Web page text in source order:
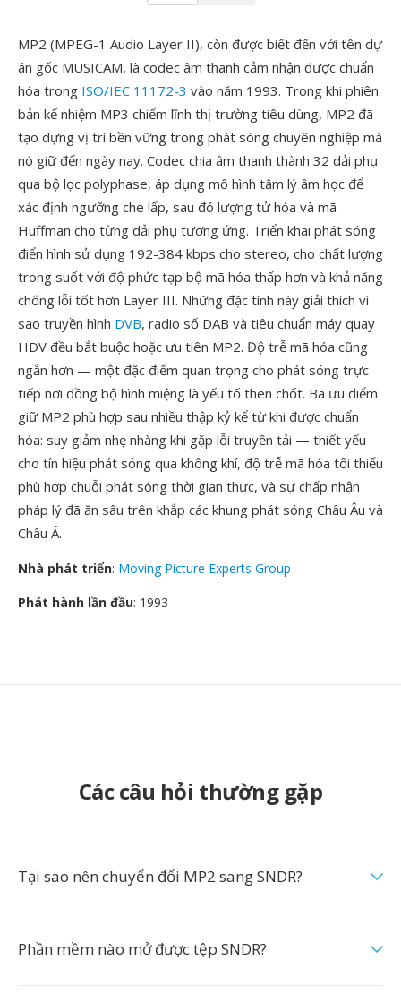
MP2 (MPEG-1 Audio Layer II), còn được biết đến với tên dự
án gốc MUSICAM, là codec âm thanh cảm nhận được chuẩn
hóa trong ISO/IEC 11172-3 vào năm 1993. Trong khi phiên
bản kế nhiệm MP3 chiếm lĩnh thị trường tiêu dùng, MP2 đã
tạo dựng vị trí bền vững trong phát sóng chuyên nghiệp mà
nó giữ đến ngày nay. Codec chia âm thanh thành 32 dải phụ
qua bộ lọc polyphase, áp dụng mô hình tâm lý âm học để
xác định ngưỡng che lấp, sau đó lượng tử hóa và mã
Huffman cho từng dải phụ tương ứng. Triển khai phát sóng
điển hình sử dụng 192-384 kbps cho stereo, cho chất lượng
trong suốt với độ phức tạp bộ mã hóa thấp hơn và khả năng
chống lỗi tốt hơn Layer III. Những đặc tính này giải thích vì
sao truyền hình DVB, radio số DAB và tiêu chuẩn máy quay
HDV đều bắt buộc hoặc ưu tiên MP2. Độ trễ mã hóa cũng
ngắn hơn — một đặc điểm quan trọng cho phát sóng trực
tiếp nơi đồng bộ hình miệng là yếu tố then chốt. Ba ưu điểm
giữ MP2 phù hợp sau nhiều thập kỷ kể từ khi được chuẩn
hóa: suy giảm nhẹ nhàng khi gặp lỗi truyền tải — thiết yếu
cho tín hiệu phát sóng qua không khí, độ trễ mã hóa tối thiểu
phù hợp chuỗi phát sóng thời gian thực, và sự chấp nhận
pháp lý đã ăn sâu trên khắp các khung phát sóng Châu Âu và
Châu Á.
Nhà phát triển: Moving Picture Experts Group
Phát hành lần đầu: 1993
Các câu hỏi thường gặp
Tại sao nên chuyển đổi MP2 sang SNDR?
Phần mềm nào mở được tệp SNDR?